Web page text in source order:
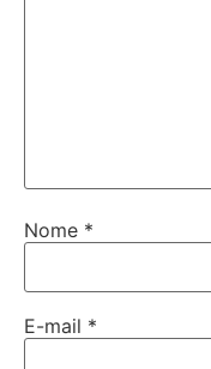
Nome *
E-mail *